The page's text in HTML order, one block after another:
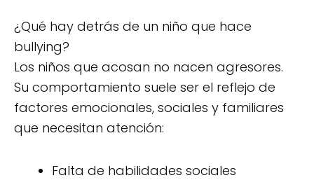
¿Qué hay detrás de un niño que hace
bullying?
Los niños que acosan no nacen agresores.
Su comportamiento suele ser el reflejo de
factores emocionales, sociales y familiares
que necesitan atención:
Falta de habilidades sociales